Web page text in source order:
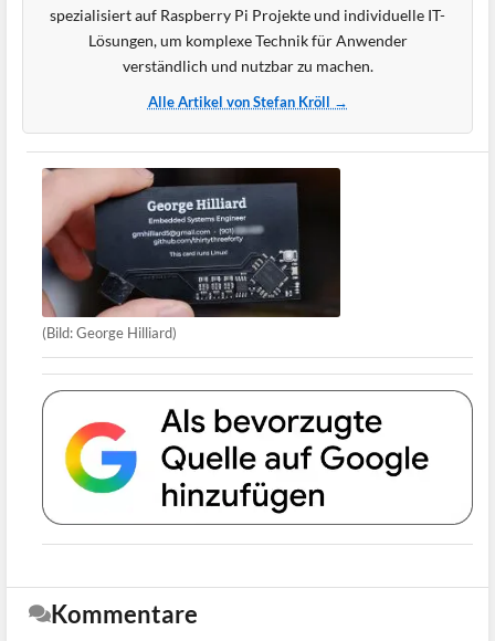
spezialisiert auf Raspberry Pi Projekte und individuelle IT-
Lösungen, um komplexe Technik für Anwender
verständlich und nutzbar zu machen.
Alle Artikel von Stefan Kröll →
(Bild: George Hilliard)
Kommentare